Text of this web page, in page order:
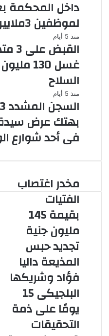
داخل المحكمة
لموظفين 3ملايين جنية
منذ 5 أيام
غسل
السلاح
منذ 5 أيام
بهتك عرض
فى أحد شوارع
مخدر
اغتصاب
الفتيات
بقيمة 145
مليون جنية
تجديد
حبس
المذيعة
داليا
فؤاد
وشريكها
البلجيكى
يومًا
على
مخدر اغتصاب
الفتيات
بقيمة 145
مليون جنية
تجديد حبس
المذيعة داليا
فؤاد وشريكها
البلجيكى 15
يومًا على ذمة
التحقيقات